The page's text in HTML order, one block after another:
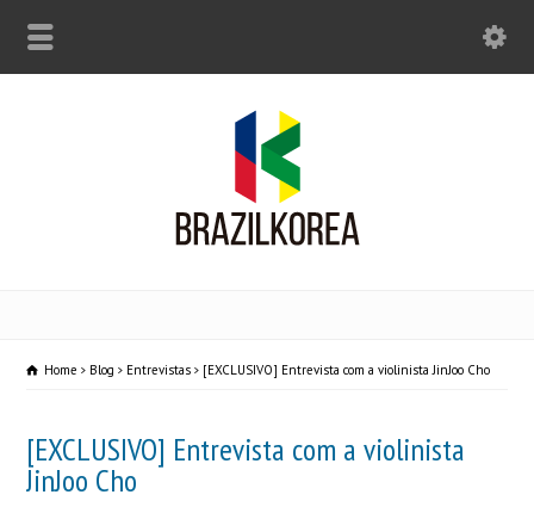
Home Blog Entrevistas [EXCLUSIVO] Entrevista com a violinista JinJoo Cho
[EXCLUSIVO] Entrevista com a violinista
JinJoo Cho